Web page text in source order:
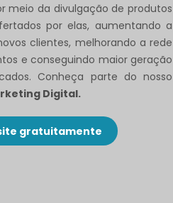
meio da divulgação de produtos
por elas, aumentando a
clientes, melhorando a rede
e conseguindo maior geração
Conheça parte do nosso
Digital.
gratuitamente